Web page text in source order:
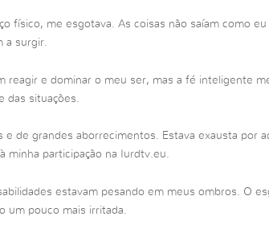
físico, me esgotava. As coisas não saíam como
a surgir.
reagir e dominar o meu ser, mas a fé inteligente
das situações.
e de grandes aborrecimentos. Estava exausta por
minha participação na Iurdtv.eu.
estavam pesando em meus ombros. O
um pouco mais irritada.